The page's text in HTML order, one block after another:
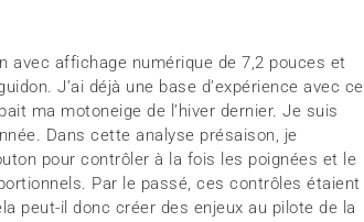
avec affichage numérique de 7,2 pouces et
J’ai déjà une base d’expérience avec ce
ma motoneige de l’hiver dernier. Je suis
Dans cette analyse présaison, je
pour contrôler à la fois les poignées et le
Par le passé, ces contrôles étaient
peut-il donc créer des enjeux au pilote de la